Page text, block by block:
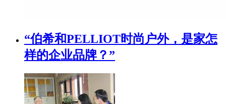
“伯希和PELLIOT时尚户外，是家怎
样的企业品牌？”